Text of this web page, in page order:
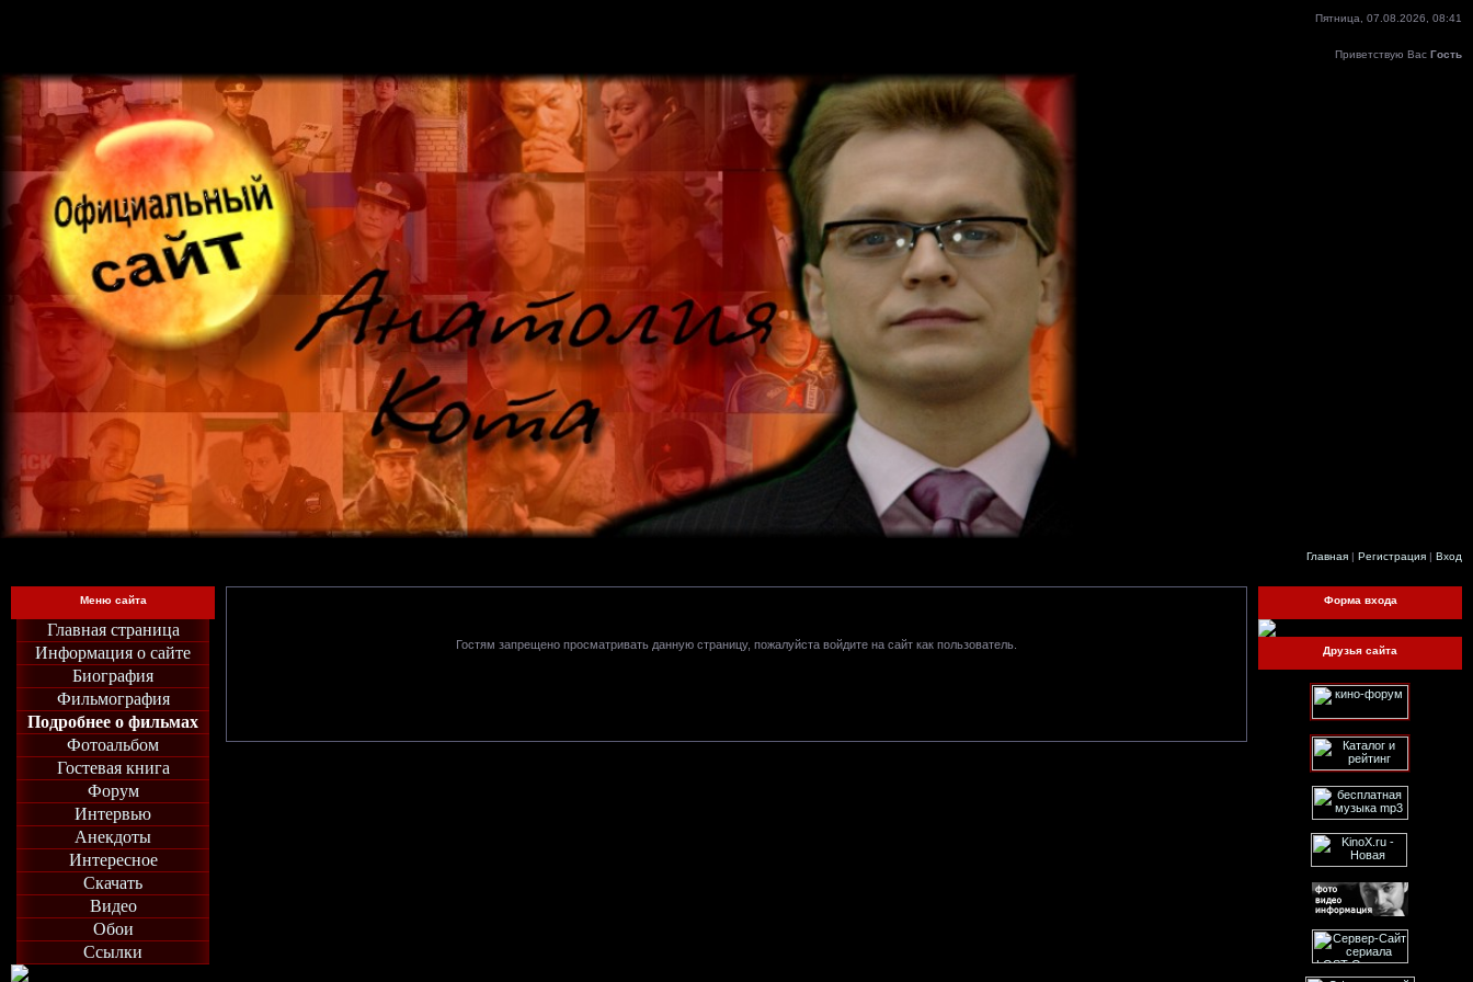
Пятница, 07.08.2026, 08:41
Приветствую Вас Гость
Главная | Регистрация | Вход
Меню сайта
Главная страница
Информация о сайте
Биография
Фильмография
Подробнее о фильмах
Фотоальбом
Гостевая книга
Форум
Интервью
Анекдоты
Интересное
Скачать
Видео
Обои
Ссылки
Гостям запрещено просматривать данную страницу, пожалуйста войдите на сайт как пользователь.
Форма входа
Друзья сайта